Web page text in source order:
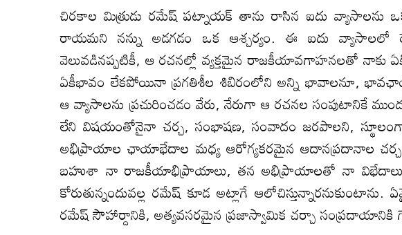
చిరకాల మిత్రుడు రమేష్ పట్నాయక్ తాను రాసిన ఐదు వ్యాసాలను
రాయమని నన్ను అడగడం ఒక ఆశ్చర్యం. ఈ ఐదు వ్యాసాలలో
వెలువడినప్పటికీ, ఆ రచనల్లో వ్యక్తమైన రాజకీయావగాహనలతో నాకు
ఏకీభావం లేకపోయినా ప్రగతిశీల శిబిరంలోని అన్ని భావాలనూ,
ఆ వ్యాసాలను ప్రచురించడం వేరు, నేరుగా ఆ రచనల సంపుటానికే
లేని విషయంతోనైనా చర్చ, సంభాషణ, సంవాదం జరపాలని,
అభిప్రాయాల ఛాయాభేదాల మధ్య ఆరోగ్యకరమైన ఆదానప్రదానాల చర్చ
బహుశా నా రాజకీయాభిప్రాయాలు, తన అభిప్రాయాలతో నా విభేదాలు
కోరుతున్నందువల్ల రమేష్ కూడ అట్లాగే
రమేష్ సౌహార్దానికి, అత్యవసరమైన ప్రజాస్వామిక చర్చా